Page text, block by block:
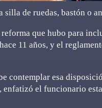
silla de ruedas, bastón o
que hubo para
11 años, y el
contemplar esa
enfatizó el funcionario